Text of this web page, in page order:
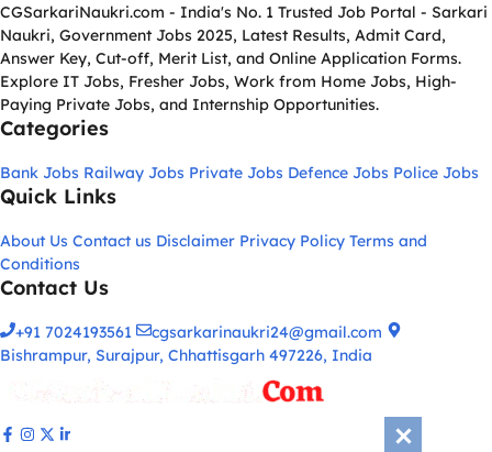
CGSarkariNaukri.com - India's No. 1 Trusted Job Portal - Sarkari
Naukri, Government Jobs 2025, Latest Results, Admit Card,
Answer Key, Cut-off, Merit List, and Online Application Forms.
Explore IT Jobs, Fresher Jobs, Work from Home Jobs, High-
Paying Private Jobs, and Internship Opportunities.
Categories
Bank Jobs Railway Jobs Private Jobs Defence Jobs Police Jobs
Quick Links
About Us Contact us Disclaimer Privacy Policy Terms and
Conditions
Contact Us
+91 7024193561
cgsarkarinaukri24@gmail.com
Bishrampur, Surajpur, Chhattisgarh 497226, India